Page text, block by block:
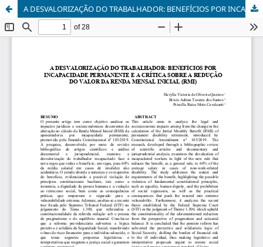
A DESVALORIZAÇÃO DO TRABALHADOR: BENEFÍCIOS POR INCAPACIDADE PERMANENTE E A CRÍTICA SOBRE A REDUÇÃO DO VALOR DA RENDA MENSAL INICIAL (RMI)